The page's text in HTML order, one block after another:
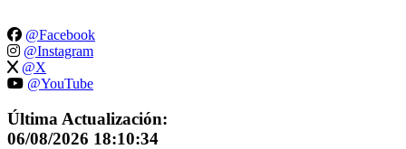
@Facebook
@Instagram
@X
@YouTube
Última Actualización:
06/08/2026 18:10:34